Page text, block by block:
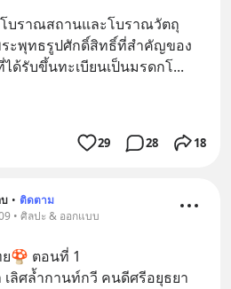
โบราณสถานและโบราณวัตถุ
ระพุทธรูปศักดิ์สิทธิ์ที่สำคัญของ
ด้รับขึ้นทะเบียนเป็นมรดกโ
29 28 18
• ติดตาม
• ศิลปะ & ออกแบบ
🍄 ตอนที่ 1
เลิศล้ำกานท์กวี คนดีศรีอยุธยา